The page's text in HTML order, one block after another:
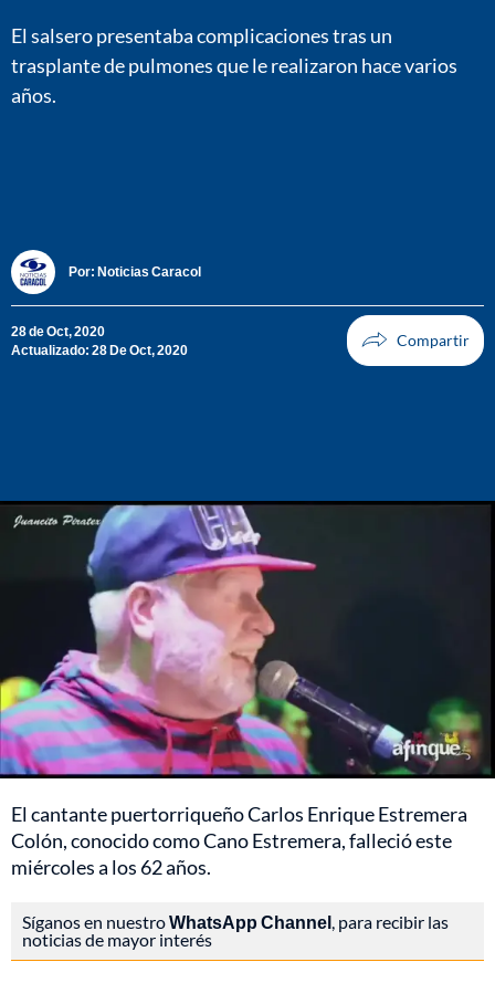
El salsero presentaba complicaciones tras un
trasplante de pulmones que le realizaron hace varios
años.
Por: Noticias Caracol
28 de Oct, 2020
Actualizado: 28 De Oct, 2020
El cantante puertorriqueño Carlos Enrique Estremera
Colón, conocido como Cano Estremera, falleció este
miércoles a los 62 años.
Síganos en nuestroWhatsApp Channel, para recibir las
noticias de mayor interés